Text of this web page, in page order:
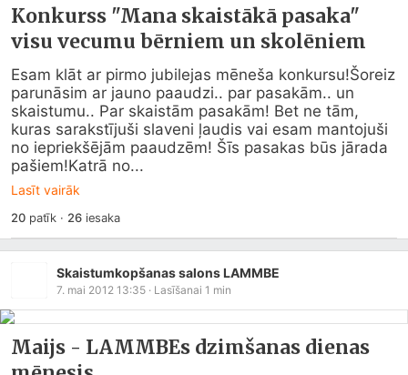
Konkurss "Mana skaistākā pasaka"
visu vecumu bērniem un skolēniem
Esam klāt ar pirmo jubilejas mēneša konkursu!Šoreiz
parunāsim ar jauno paaudzi.. par pasakām.. un
skaistumu.. Par skaistām pasakām! Bet ne tām,
kuras sarakstījuši slaveni ļaudis vai esam mantojuši
no iepriekšējām paaudzēm! Šīs pasakas būs jārada
pašiem!Katrā no...
Lasīt vairāk
20patīk · 26iesaka
Skaistumkopšanas salons LAMMBE
7. mai 2012 13:35 · Lasīšanai 1 min
Maijs - LAMMBEs dzimšanas dienas